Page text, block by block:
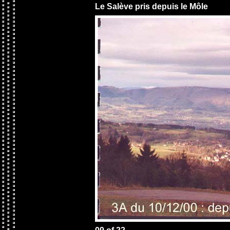
Le Salève pris depuis le Môle